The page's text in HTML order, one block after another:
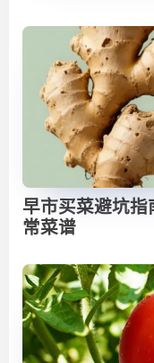
早市买菜避坑指
常菜谱